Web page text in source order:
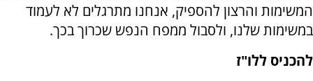
המשימות והרצון להספיק, אנחנו מתרגלים לא לעמוד
במשימות שלנו, ולסבול ממפח הנפש שכרוך בכך.
להכניס ללו"ז